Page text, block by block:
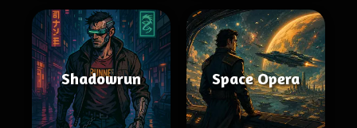
Shadowrun Space Opera